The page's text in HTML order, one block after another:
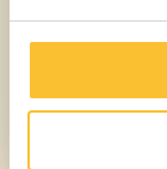
Ab
MEHR